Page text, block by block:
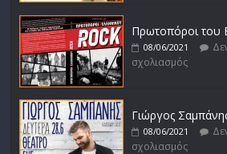
Πρωτοπόροι του
08/06/2021
σχολιασμός
Γιώργος
08/06/2021
σχολιασμός